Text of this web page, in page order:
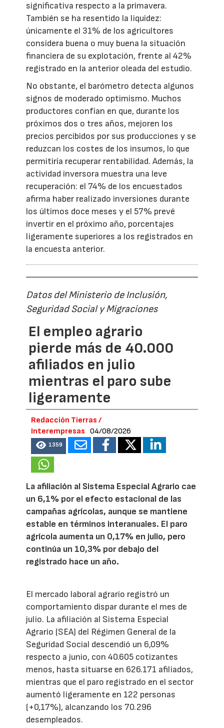
significativa respecto a la primavera.
También se ha resentido la liquidez:
únicamente el 31% de los agricultores
considera buena o muy buena la situación
financiera de su explotación, frente al 42%
registrado en la anterior oleada del estudio.
No obstante, el barómetro detecta algunos
signos de moderado optimismo. Muchos
productores confían en que, durante los
próximos dos o tres años, mejoren los
precios percibidos por sus producciones y se
reduzcan los costes de los insumos, lo que
permitiría recuperar rentabilidad. Además, la
actividad inversora muestra una leve
recuperación: el 74% de los encuestados
afirma haber realizado inversiones durante
los últimos doce meses y el 57% prevé
invertir en el próximo año, porcentajes
ligeramente superiores a los registrados en
la encuesta anterior.
Datos del Ministerio de Inclusión,
Seguridad Social y Migraciones
El empleo agrario
pierde más de 40.000
afiliados en julio
mientras el paro sube
ligeramente
Redacción Tierras /
Interempresas
04/08/2026
1359
La afiliación al Sistema Especial Agrario cae
un 6,1% por el efecto estacional de las
campañas agrícolas, aunque se mantiene
estable en términos interanuales. El paro
agrícola aumenta un 0,17% en julio, pero
continúa un 10,3% por debajo del
registrado hace un año.
El mercado laboral agrario registró un
comportamiento dispar durante el mes de
julio. La afiliación al Sistema Especial
Agrario (SEA) del Régimen General de la
Seguridad Social descendió un 6,09%
respecto a junio, con 40.605 cotizantes
menos, hasta situarse en 626.171 afiliados,
mientras que el paro registrado en el sector
aumentó ligeramente en 122 personas
(+0,17%), alcanzando los 70.296
desempleados.